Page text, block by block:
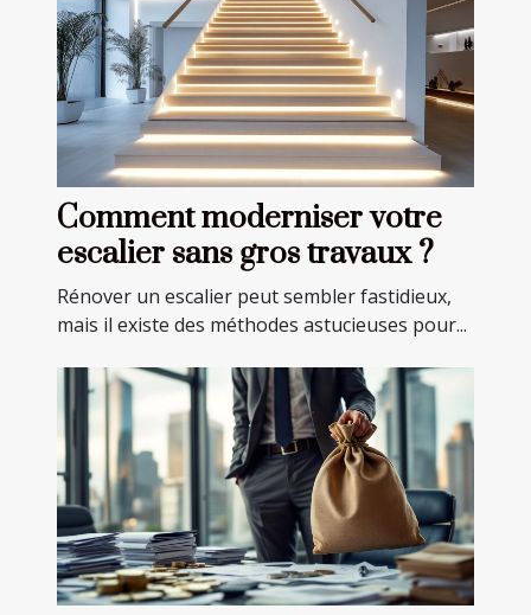
Comment moderniser votre
escalier sans gros travaux ?
Rénover un escalier peut sembler fastidieux,
mais il existe des méthodes astucieuses pour...